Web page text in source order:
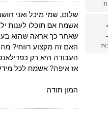
אשמח אם תוכלו לענות
שאחר כך אראה שהוא
האם זה מקצוע רווחי?
העבודה היא רק
אז איפה? אשמח לכל
המון תודה